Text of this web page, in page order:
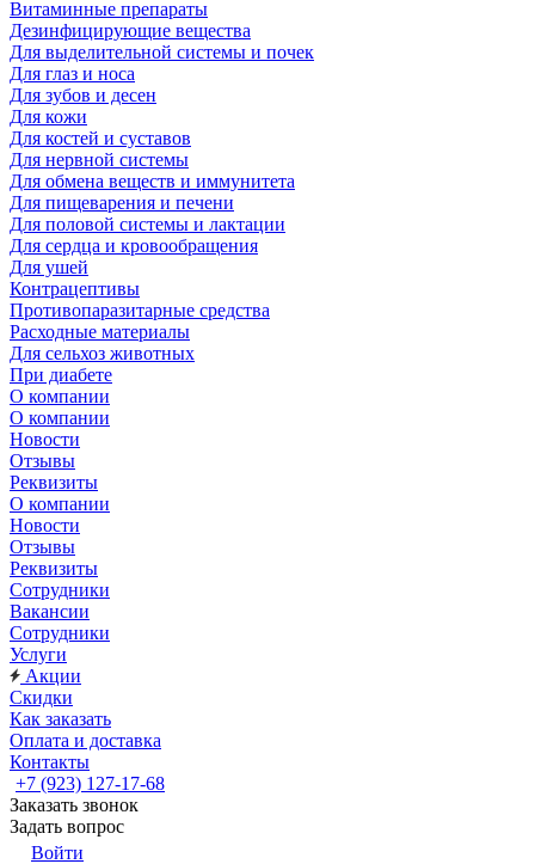
Витаминные препараты
Дезинфицирующие вещества
Для выделительной системы и почек
Для глаз и носа
Для зубов и десен
Для кожи
Для костей и суставов
Для нервной системы
Для обмена веществ и иммунитета
Для пищеварения и печени
Для половой системы и лактации
Для сердца и кровообращения
Для ушей
Контрацептивы
Противопаразитарные средства
Расходные материалы
Для сельхоз животных
При диабете
О компании
О компании
Новости
Отзывы
Реквизиты
О компании
Новости
Отзывы
Реквизиты
Сотрудники
Вакансии
Сотрудники
Услуги
Акции
Скидки
Как заказать
Оплата и доставка
Контакты
+7 (923) 127-17-68
Заказать звонок
Задать вопрос
Войти